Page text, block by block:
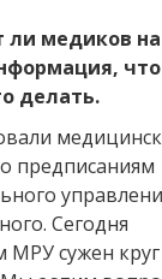
медиков на
делать.
предписаниям
Сегодня
МРУ сужен круг